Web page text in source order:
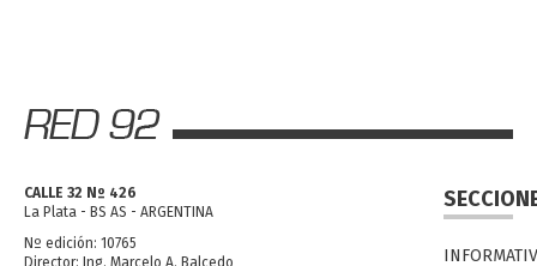
CALLE 32 Nº 426
La Plata - BS AS - ARGENTINA
Nº edición: 10765